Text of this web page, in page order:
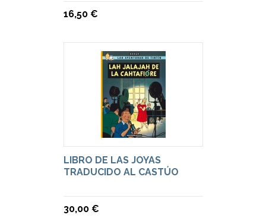
16,50 €
LIBRO DE LAS JOYAS
TRADUCIDO AL CASTÚO
30,00 €